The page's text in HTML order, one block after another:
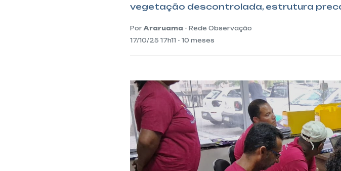
vegetação descontrolada, estrutura
PorAraruama- Rede Observação
17/10/25 17h11 - 10 meses